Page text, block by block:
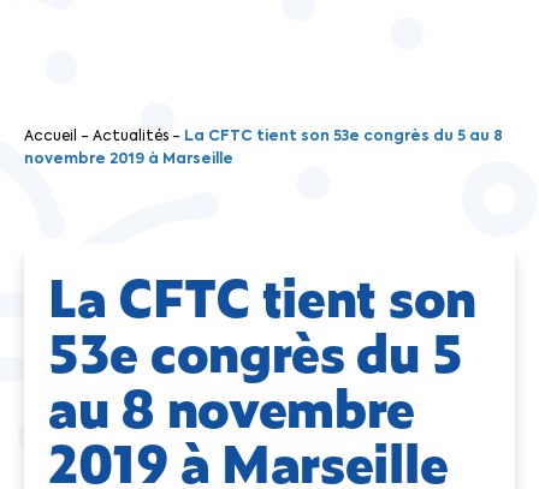
Accueil - Actualités - La CFTC tient son 53e congrès du 5 au 8
novembre 2019 à Marseille
La CFTC tient son
53e congrès du 5
au 8 novembre
2019 à Marseille